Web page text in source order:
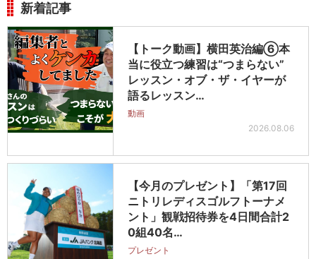
新着記事
【トーク動画】横田英治編⑥本
当に役立つ練習は“つまらない”
レッスン・オブ・ザ・イヤーが
語るレッスン…
動画
2026.08.06
【今月のプレゼント】「第17回
ニトリレディスゴルフトーナメ
ント」観戦招待券を4日間合計2
0組40名…
プレゼント